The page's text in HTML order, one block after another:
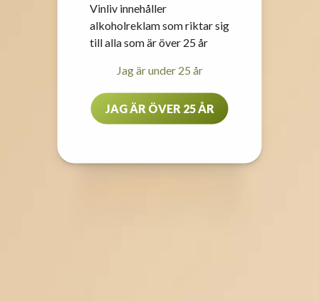
Vinliv innehåller
alkoholreklam som riktar sig
till alla som är över 25 år
Jag är under 25 år
JAG ÄR ÖVER 25 ÅR